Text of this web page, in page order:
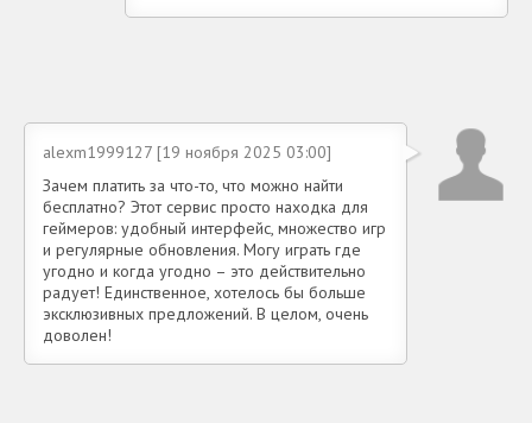
alexm1999127 [19 ноября 2025 03:00]
Зачем платить за что-то, что можно найти
бесплатно? Этот сервис просто находка для
геймеров: удобный интерфейс, множество игр
и регулярные обновления. Могу играть где
угодно и когда угодно – это действительно
радует! Единственное, хотелось бы больше
эксклюзивных предложений. В целом, очень
доволен!